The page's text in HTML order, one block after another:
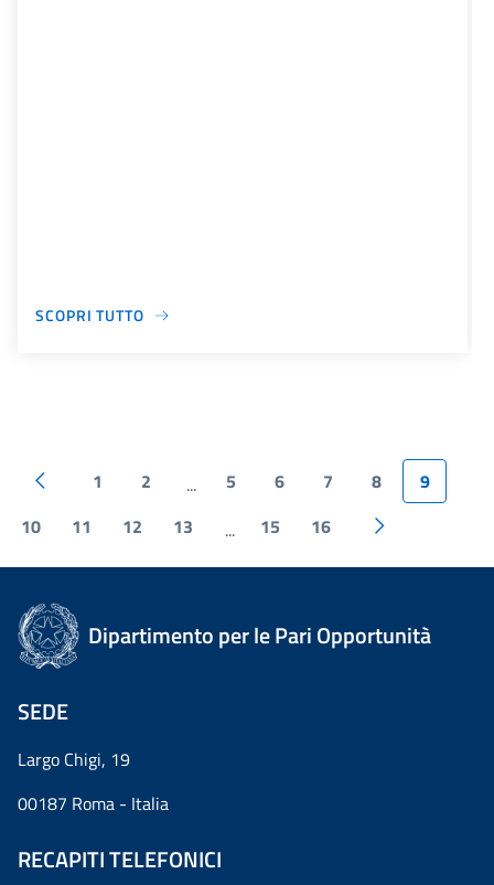
SCOPRI TUTTO
1 2 ... 5 6 7 8
9
10
11 12 13 ... 15 16
Dipartimento per le Pari Opportunità
SEDE
Largo Chigi, 19
00187 Roma - Italia
RECAPITI TELEFONICI